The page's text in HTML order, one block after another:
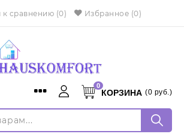
к сравнению (0) Избранное (0)
Menu КОРЗИНА
0
(0 руб.)